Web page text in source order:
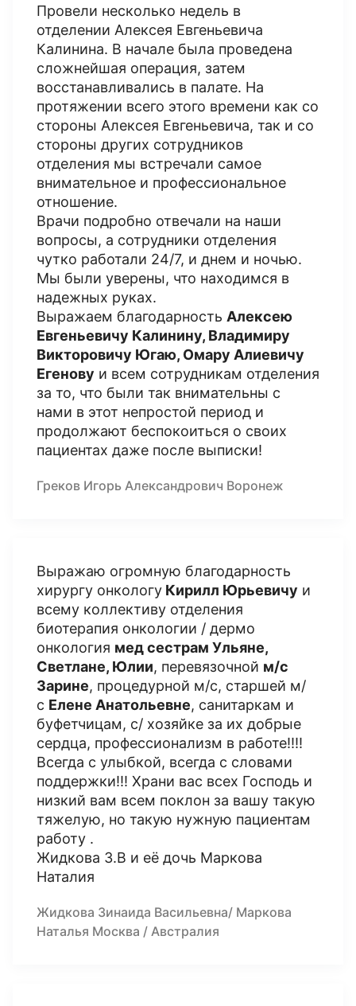
Провели несколько недель в
отделении Алексея Евгеньевича
Калинина. В начале была проведена
сложнейшая операция, затем
восстанавливались в палате. На
протяжении всего этого времени как со
стороны Алексея Евгеньевича, так и со
стороны других сотрудников
отделения мы встречали самое
внимательное и профессиональное
отношение.
Врачи подробно отвечали на наши
вопросы, а сотрудники отделения
чутко работали 24/7, и днем и ночью.
Мы были уверены, что находимся в
надежных руках.
Выражаем благодарность Алексею
Евгеньевичу Калинину, Владимиру
Викторовичу Югаю, Омару Алиевичу
Егенову и всем сотрудникам отделения
за то, что были так внимательны с
нами в этот непростой период и
продолжают беспокоиться о своих
пациентах даже после выписки!
Греков Игорь Александрович Воронеж
Выражаю огромную благодарность
хирургу онкологу Кирилл Юрьевичу и
всему коллективу отделения
биотерапия онкологии / дермо
онкология мед сестрам Ульяне,
Светлане, Юлии, перевязочной м/с
Зарине, процедурной м/с, старшей м/
с Елене Анатольевне, санитаркам и
буфетчицам, с/ хозяйке за их добрые
сердца, профессионализм в работе!!!!
Всегда с улыбкой, всегда с словами
поддержки!!! Храни вас всех Господь и
низкий вам всем поклон за вашу такую
тяжелую, но такую нужную пациентам
работу .
Жидкова З.В и её дочь Маркова
Наталия
Жидкова Зинаида Васильевна/ Маркова
Наталья Москва / Австралия